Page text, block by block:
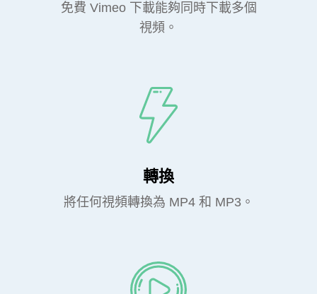
免費 Vimeo 下載能夠同時下載多個
視頻。
轉換
將任何視頻轉換為 MP4 和 MP3。